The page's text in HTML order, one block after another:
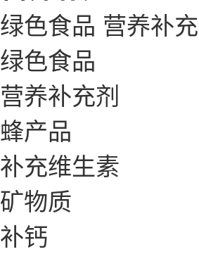
绿色食品 营养补充
绿色食品
营养补充剂
蜂产品
补充维生素
矿物质
补钙